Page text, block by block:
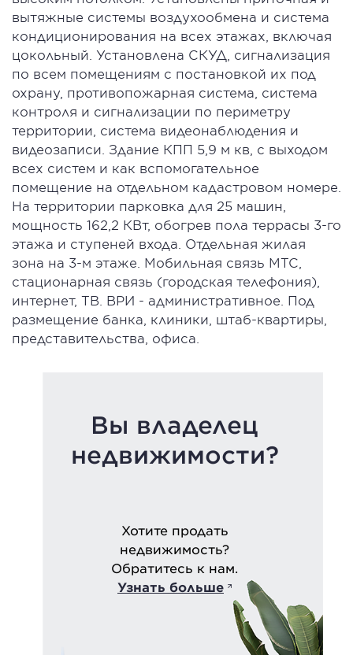
вытяжные системы воздухообмена и система
кондиционирования на всех этажах, включая
цокольный. Установлена СКУД, сигнализация
по всем помещениям с постановкой их под
охрану, противопожарная система, система
контроля и сигнализации по периметру
территории, система видеонаблюдения и
видеозаписи. Здание КПП 5,9 м кв, с выходом
всех систем и как вспомогательное
помещение на отдельном кадастровом номере.
На территории парковка для 25 машин,
мощность 162,2 КВт, обогрев пола террасы 3-го
этажа и ступеней входа. Отдельная жилая
зона на 3-м этаже. Мобильная связь МТС,
стационарная связь (городская телефония),
интернет, ТВ. ВРИ - административное. Под
размещение банка, клиники, штаб-квартиры,
представительства, офиса.
Вы владелец
недвижимости?
Хотите продать
недвижимость?
Обратитесь к нам.
Узнать больше